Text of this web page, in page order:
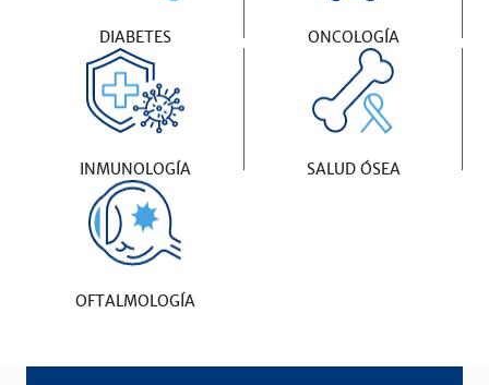
DIABETES ONCOLOGÍA
INMUNOLOGÍA SALUD ÓSEA
OFTALMOLOGÍA